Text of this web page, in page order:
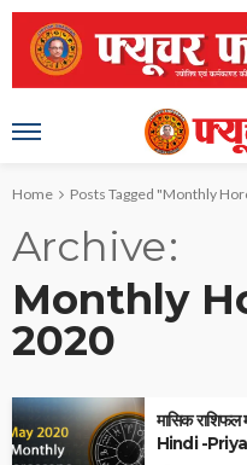
Home Posts Tagged "Monthly
Archive
Monthly
2020
मासिक
Hindi -